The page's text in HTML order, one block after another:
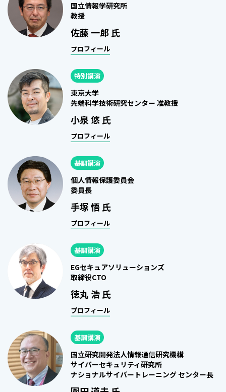
国立情報学研究所
教授
佐藤 一郎 氏
プロフィール
特別講演
東京大学
先端科学技術研究センター 准教授
小泉 悠 氏
プロフィール
基調講演
個人情報保護委員会
委員長
手塚 悟 氏
プロフィール
基調講演
EGセキュアソリューションズ
取締役CTO
徳丸 浩 氏
プロフィール
基調講演
国立研究開発法人情報通信研究機構
サイバーセキュリティ研究所
ナショナルサイバートレーニング センター長